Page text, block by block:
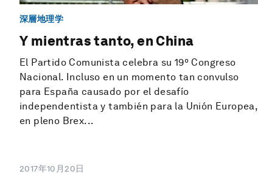
深層地理学
Y mientras tanto, en China
El Partido Comunista celebra su 19º Congreso
Nacional. Incluso en un momento tan convulso
para España causado por el desafío
independentista y también para la Unión Europea,
en pleno Brex...
2017年10月20日